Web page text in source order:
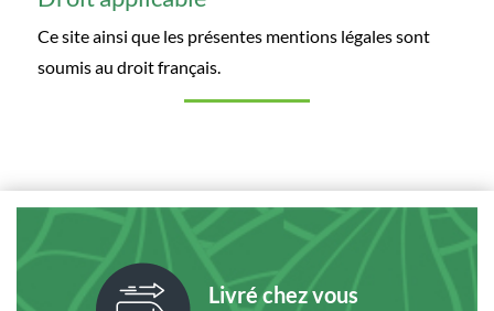
Ce site ainsi que les présentes mentions légales sont
soumis au droit français.
Livré chez vous